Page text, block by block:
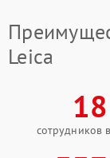
Leica
18
сотрудников